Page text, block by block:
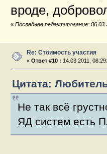
вроде,
« Последнее редактирование:
Re: Стоимость участия
«Ответ #10 : 14.03.2011,
Цитата:
Не так всё
ЯД систем есть